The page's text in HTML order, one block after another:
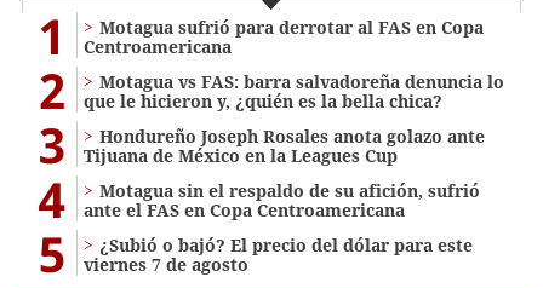
1
Motagua sufrió para derrotar al FAS en Copa
Centroamericana
2
Motagua vs FAS: barra salvadoreña denuncia lo
que le hicieron y, ¿quién es la bella chica?
3
Hondureño Joseph Rosales anota golazo ante
Tijuana de México en la Leagues Cup
4
Motagua sin el respaldo de su afición, sufrió
ante el FAS en Copa Centroamericana
5
¿Subió o bajó? El precio del dólar para este
viernes 7 de agosto